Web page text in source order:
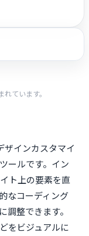
ています。
インカスタマイ
ールです。イン
ト上の要素を直
なコーディング
調整できます。
をビジュアルに